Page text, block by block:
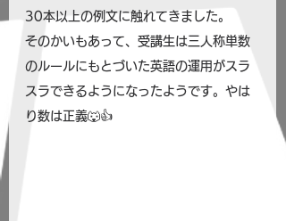
30本以上の例文に触れてきました。
そのかいもあって、受講生は三人称単数
のルールにもとづいた英語の運用がスラ
スラできるようになったようです。やは
り数は正義🐺👍